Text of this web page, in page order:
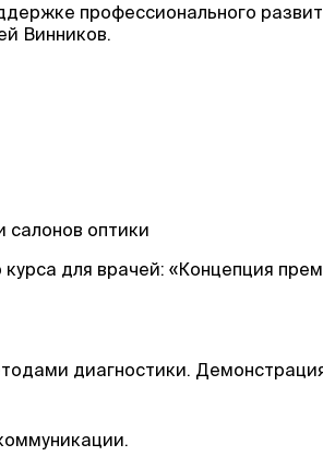
профессионального
Винников.
салонов оптики
для врачей: «Концепция
диагностики.